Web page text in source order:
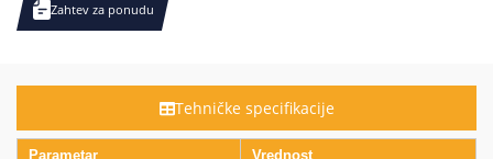
Zahtev za ponudu
Tehničke specifikacije
Parametar
Vrednost